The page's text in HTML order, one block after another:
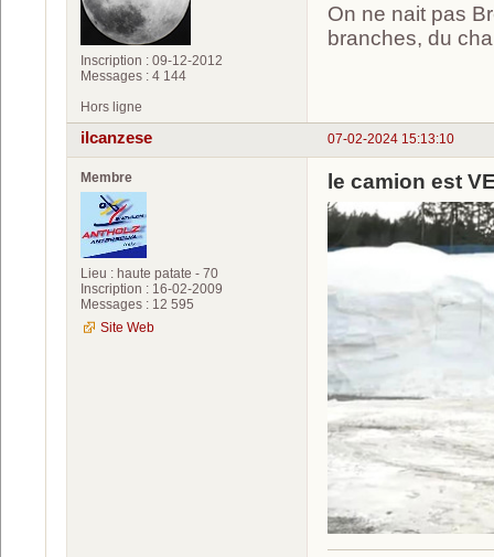
Inscription : 09-12-2012
Messages : 4 144
On ne nait pas
branches, du
Hors ligne
07-02-2024 15:13:10
ilcanzese
Membre
Lieu : haute patate - 70
Inscription : 16-02-2009
Messages : 12 595
Site Web
le camion est